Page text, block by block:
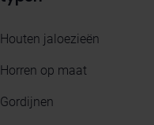
Houten jaloezieën
Horren op maat
Gordijnen